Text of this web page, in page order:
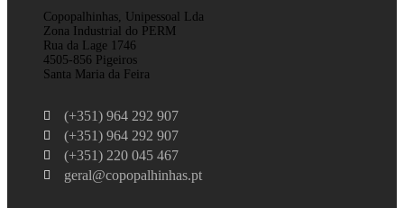
Copopalhinhas, Unipessoal Lda
Zona Industrial do PERM
Rua da Lage 1746
4505-856 Pigeiros
Santa Maria da Feira
(+351) 964 292 907
(+351) 964 292 907
(+351) 220 045 467
geral@copopalhinhas.pt